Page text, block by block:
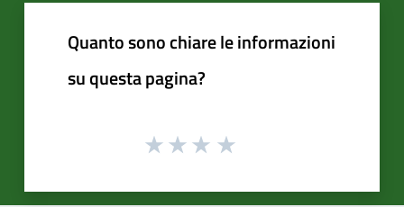
Quanto sono chiare le informazioni
su questa pagina?